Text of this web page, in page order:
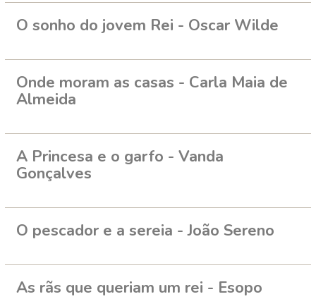
O sonho do jovem Rei - Oscar Wilde
Onde moram as casas - Carla Maia de
Almeida
A Princesa e o garfo - Vanda
Gonçalves
O pescador e a sereia - João Sereno
As rãs que queriam um rei - Esopo